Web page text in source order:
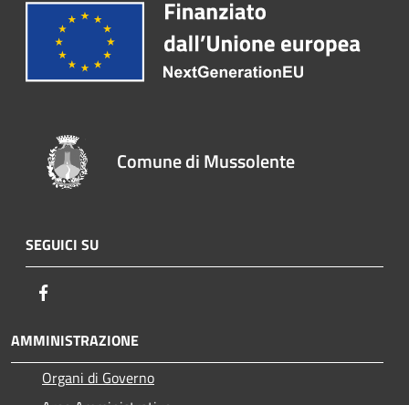
Comune di Mussolente
SEGUICI SU
AMMINISTRAZIONE
Organi di Governo